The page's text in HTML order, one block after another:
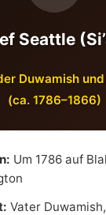
Seattle
Duwamish
(ca. 1786–1866)
Um 1786 auf
Vater